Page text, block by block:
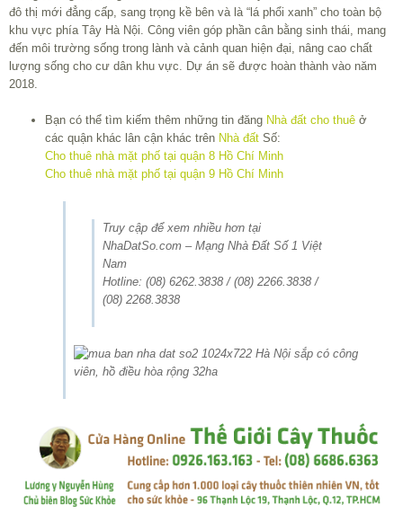
đô thị mới đẳng cấp, sang trọng kề bên và là “lá phổi xanh” cho toàn bộ
khu vực phía Tây Hà Nội. Công viên góp phần cân bằng sinh thái, mang
đến môi trường sống trong lành và cảnh quan hiện đại, nâng cao chất
lượng sống cho cư dân khu vực. Dự án sẽ được hoàn thành vào năm
2018.
Bạn có thể tìm kiếm thêm những tin đăng Nhà đất cho thuê ở
các quận khác lân cận khác trên Nhà đất Số:
Cho thuê nhà mặt phố tại quận 8 Hồ Chí Minh
Cho thuê nhà mặt phố tại quận 9 Hồ Chí Minh
Truy cập để xem nhiều hơn tại
NhaDatSo.com – Mạng Nhà Đất Số 1 Việt
Nam
Hotline: (08) 6262.3838 / (08) 2266.3838 /
(08) 2268.3838